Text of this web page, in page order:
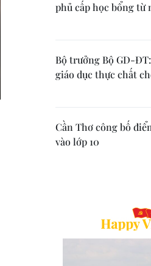
phủ cấp học bổng từ
Bộ trưởng Bộ GD-
giáo dục thực chất
Cần Thơ công bố
vào lớp 10